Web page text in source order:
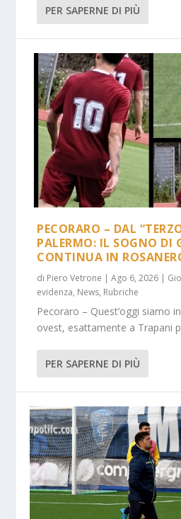
PER SAPERNE DI PIÙ
PECORARO – DAL
PALERMO: IL SOGNO DI
CONTINUA IN
di Piero Vetrone |Ago 6, 2026 |
evidenza, News, Rubriche
Pecoraro – Quest’oggi siamo
ovest, esattamente a Trapani
PER SAPERNE DI PIÙ